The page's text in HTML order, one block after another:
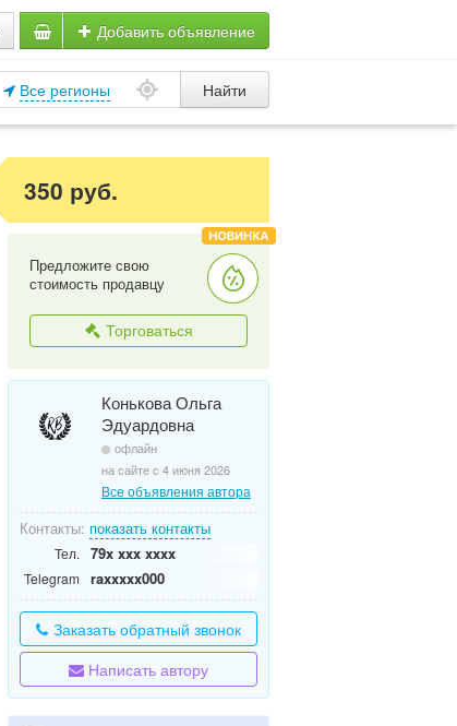
Добавить объявление
Все регионы Найти
350 руб.
Предложите свою
стоимость продавцу
Торговаться
Конькова Ольга
Эдуардовна
офлайн
на сайте с 4 июня 2026
Все объявления автора
Контакты: показать контакты
Тел. 79x xxx xxxx
Telegram raxxxxx000
Заказать обратный звонок
Написать автору